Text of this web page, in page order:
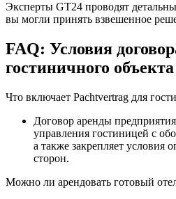
Эксперты GT24 проводят
вы могли принять взвешенное
FAQ: Условия
гостиничного объекта
Что включает Pachtvertrag для
Договор аренды
управления гостиницей с
а также закрепляет условия
сторон.
Можно ли арендовать готовый